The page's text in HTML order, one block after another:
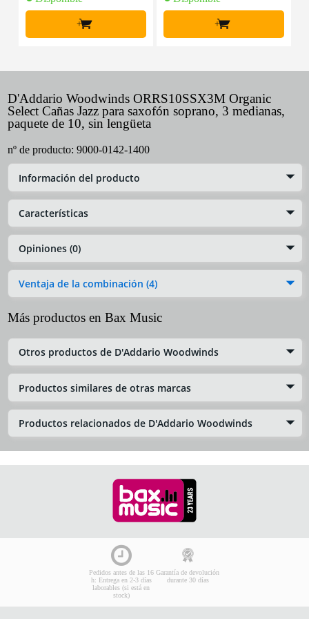
+ +
D'Addario Woodwinds ORRS10SSX3M Organic
Select Cañas Jazz para saxofón soprano, 3 medianas,
paquete de 10, sin lengüeta
nº de producto: 9000-0142-1400
Información del producto
Características
Opiniones (0)
Ventaja de la combinación (4)
Más productos en Bax Music
Otros productos de D'Addario Woodwinds
Productos similares de otras marcas
Productos relacionados de D'Addario Woodwinds
Pedidos antes de las 16
h: Entrega en 2-3 días
laborables (si está en
stock)
Garantía de devolución
durante 30 días